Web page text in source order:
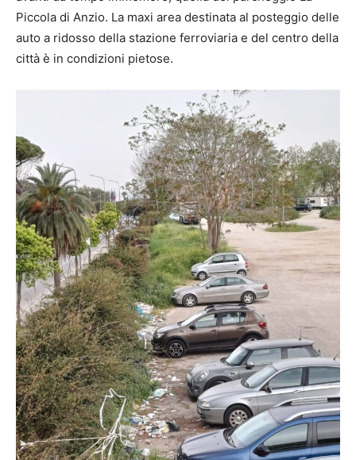
Piccola di Anzio. La maxi area destinata al posteggio delle
auto a ridosso della stazione ferroviaria e del centro della
città è in condizioni pietose.